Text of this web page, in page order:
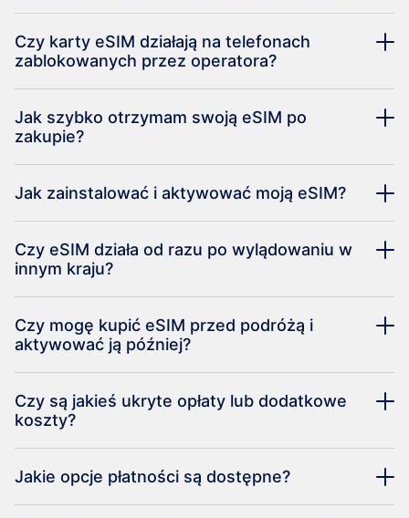
Czy karty eSIM działają na telefonach
zablokowanych przez operatora?
Jak szybko otrzymam swoją eSIM po
zakupie?
Jak zainstalować i aktywować moją eSIM?
Czy eSIM działa od razu po wylądowaniu w
innym kraju?
Czy mogę kupić eSIM przed podróżą i
aktywować ją później?
Czy są jakieś ukryte opłaty lub dodatkowe
koszty?
Jakie opcje płatności są dostępne?